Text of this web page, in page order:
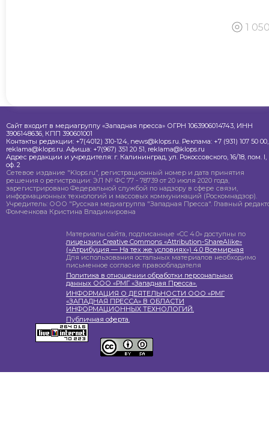
1
Сайт входит в медиагруппу «Западная пресса» ОГРН 1063906014743, ИНН
3906148636, КПП 390601001
Контакты редакции: +7(4012) 310-124, news@klops.ru. Реклама: +7 (931) 107 50 00,
reklama@klops.ru. Афиша: +7(967) 351 20 51, reklama@klops.ru
Адрес редакции и учредителя: г. Калининград, ул. Рокоссовского, 16/18, пом. I,
оф. 2
Сетевое издание "Klops.ru", регистрационный номер и дата принятия
решения о регистрации: ЭЛ № ФС 77 - 78739 от 20 июля 2020 года,
зарегистрировано Федеральной службой по надзору в сфере связи,
информационных технологий и массовых коммуникаций (Роскомнадзор).
Учредитель: ООО "Русская медиагруппа "Западная Пресса". Главный
Фомченкова Кристина Владимировна
Материалы сайта, подписанные «CC 4.0» доступны по
лицензии Creative Commons «Attribution-ShareAlike»
(«Атрибуция — На тех же условиях») 4.0 Всемирная
Для использования остальных материалов необходимо
письменное согласие правообладателя
Политика в отношении обработки персональных
данных ООО «РМГ «Западная Пресса».
ИНФОРМАЦИЯ О ДЕЯТЕЛЬНОСТИ ООО «РМГ
«ЗАПАДНАЯ ПРЕССА» В ОБЛАСТИ
ИНФОРМАЦИОННЫХ ТЕХНОЛОГИЙ.
Публичная оферта.